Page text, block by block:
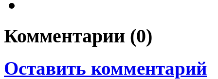
Комментарии (0)
Оставить комментарий